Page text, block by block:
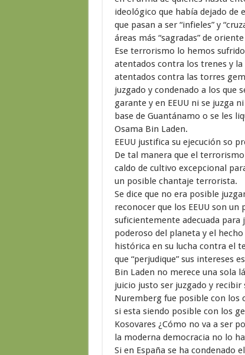
ideológico que había dejado de
que pasan a ser “infieles” y
áreas más “sagradas” de
Ese terrorismo lo hemos
atentados contra los trenes y
atentados contra las torres
juzgado y condenado a los que
garante y en EEUU ni se juzga
base de Guantánamo o se les
Osama Bin Laden.
EEUU justifica su ejecución so
De tal manera que el
caldo de cultivo excepcional
un posible chantaje terrorista.
Se dice que no era posible
reconocer que los EEUU son un
suficientemente adecuada para
poderoso del planeta y el
histórica en su lucha contra el
que “perjudique” sus intereses
Bin Laden no merece una sola
juicio justo ser juzgado y recibir
Nuremberg fue posible con los
si esta siendo posible con los
Kosovares ¿Cómo no va a ser
la moderna democracia no lo
Si en España se ha condenado